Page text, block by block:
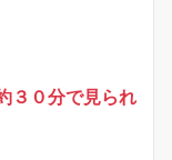
３０分で見られ